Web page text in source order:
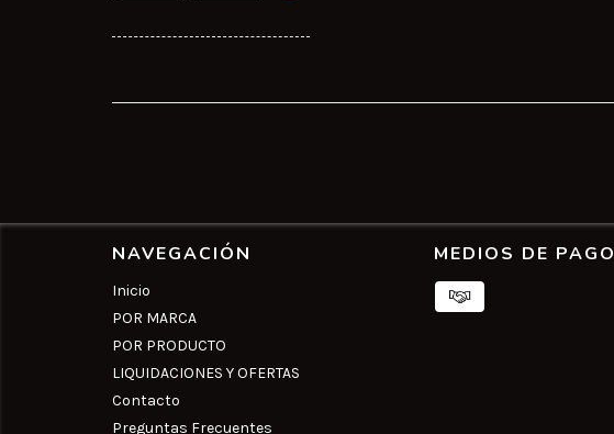
NAVEGACIÓN
Inicio
POR MARCA
POR PRODUCTO
LIQUIDACIONES Y OFERTAS
Contacto
Preguntas Frecuentes
MEDIOS DE PAGO